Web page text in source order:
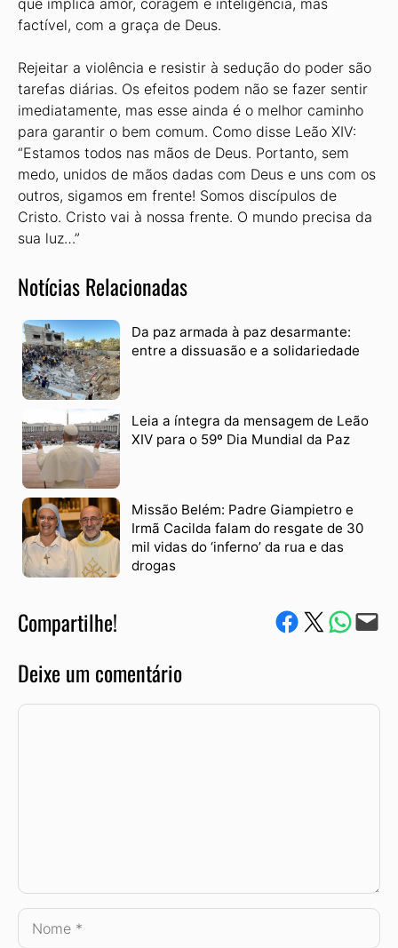
que implica amor, coragem e inteligência, mas
factível, com a graça de Deus.
Rejeitar a violência e resistir à sedução do poder são
tarefas diárias. Os efeitos podem não se fazer sentir
imediatamente, mas esse ainda é o melhor caminho
para garantir o bem comum. Como disse Leão XIV:
“Estamos todos nas mãos de Deus. Portanto, sem
medo, unidos de mãos dadas com Deus e uns com os
outros, sigamos em frente! Somos discípulos de
Cristo. Cristo vai à nossa frente. O mundo precisa da
sua luz…”
Notícias Relacionadas
Da paz armada à paz desarmante:
entre a dissuasão e a solidariedade
Leia a íntegra da mensagem de Leão
XIV para o 59º Dia Mundial da Paz
Missão Belém: Padre Giampietro e
Irmã Cacilda falam do resgate de 30
mil vidas do ‘inferno’ da rua e das
drogas
Compartilhe! Compartilhe no Facebook
Compartilhe no Twitter
Compartile via
Envie via e-mail
Deixe um comentário
Comentário
Nome